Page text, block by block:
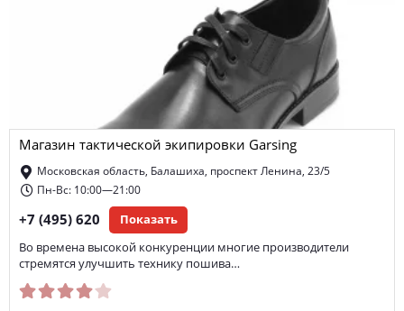
Магазин тактической экипировки Garsing
Московская область, Балашиха, проспект Ленина, 23/5
Пн-Вс: 10:00—21:00
+7 (495) 620 Показать
Во времена высокой конкуренции многие производители
стремятся улучшить технику пошива…